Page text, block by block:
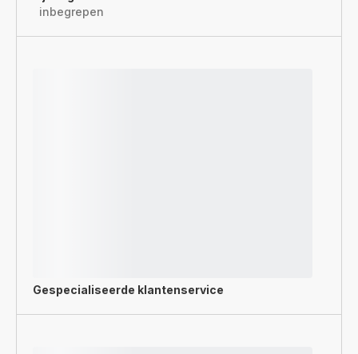
inbegrepen
Gespecialiseerde klantenservice